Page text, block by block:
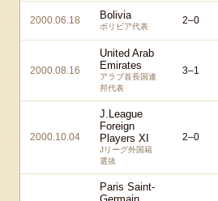
2000.06.18 Bolivia
ボリビア代表
2–0
2000.08.16
United Arab
Emirates
アラブ首長国連
邦代表
3–1
2000.10.04
J.League
Foreign
Players XI
Jリーグ外国籍
選抜
2–0
Paris Saint-